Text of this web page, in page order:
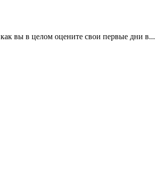
вы в целом оцените свои первые дни в...